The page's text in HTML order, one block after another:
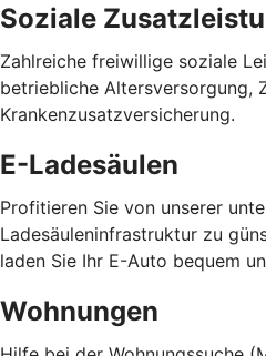
Soziale
Zahlreiche freiwillige soziale
betriebliche Altersversorgung,
Krankenzusatzversicherung.
E-Ladesäulen
Profitieren Sie von unserer
Ladesäuleninfrastruktur zu
laden Sie Ihr E-Auto bequem
Wohnungen